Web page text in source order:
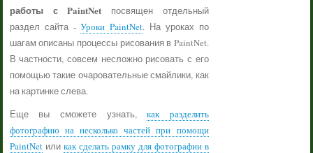
работы с PaintNet посвящен отдельный
раздел сайта -Уроки PaintNet. На уроках по
шагам описаны процессы рисования в PaintNet.
В частности, совсем несложно рисовать с его
помощью такие очаровательные смайлики, как
на картинке слева.
Еще вы сможете узнать,как разделить
фотографию на несколько частей при помощи
PaintNetили как сделать рамку для фотографии в